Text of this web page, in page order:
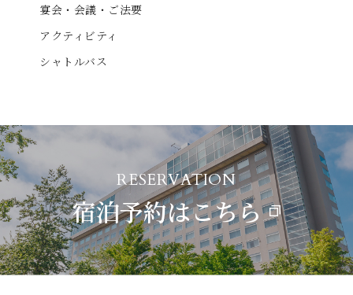
宴会・会議・ご法要
アクティビティ
シャトルバス
RESERVATION
宿泊予約はこちら